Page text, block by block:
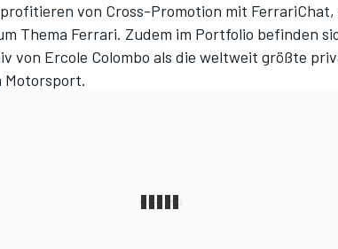
von Cross-Promotion mit FerrariChat
Thema Ferrari. Zudem im Portfolio befinden
von Ercole Colombo als die weltweit größte
Motorsport.